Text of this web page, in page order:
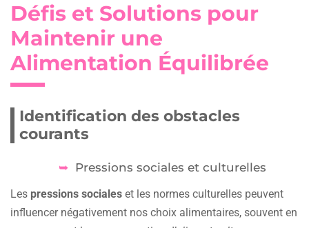
Défis et Solutions pour
Maintenir une
Alimentation Équilibrée
Identification des obstacles
courants
Pressions sociales et culturelles
Les pressions sociales et les normes culturelles peuvent
influencer négativement nos choix alimentaires, souvent en